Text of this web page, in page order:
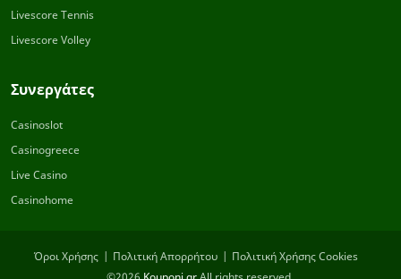
Livescore Tennis
Livescore Volley
Συνεργάτες
Casinoslot
Casinogreece
Live Casino
Casinohome
Όροι Χρήσης Πολιτική Απορρήτου
Πολιτική Χρήσης Cookies